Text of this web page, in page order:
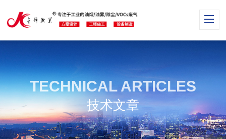
TECHNICAL ARTICLES
技术文章